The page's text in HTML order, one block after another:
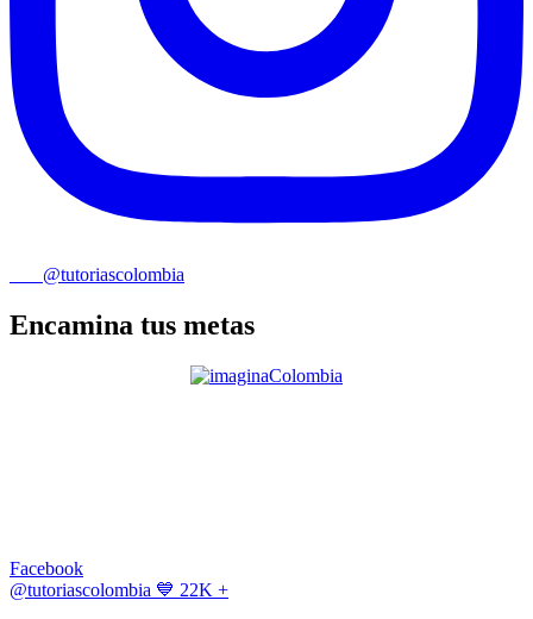
@tutoriascolombia
Encamina tus metas
Facebook
@tutoriascolombia 💙 22K +